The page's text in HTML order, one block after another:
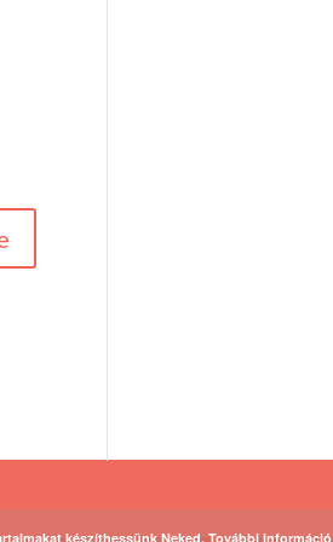
készíthessünk Neked. További információ